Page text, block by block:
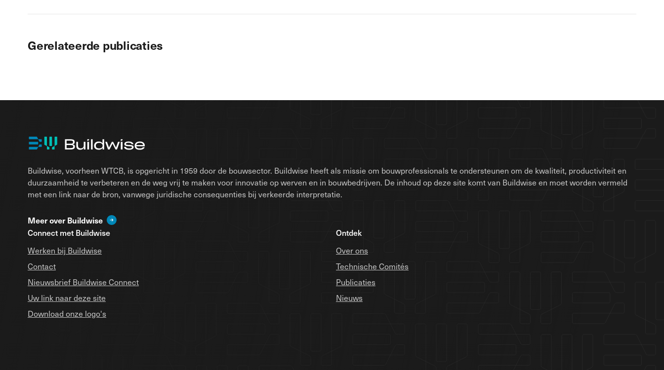
Gerelateerde publicaties
Buildwise, voorheen WTCB, is opgericht in 1959 door de bouwsector. Buildwise heeft als missie om bouwprofessionals te ondersteunen om de kwaliteit, productiviteit en
duurzaamheid te verbeteren en de weg vrij te maken voor innovatie op werven en in bouwbedrijven. De inhoud op deze site komt van Buildwise en moet worden vermeld
met een link naar de bron, vanwege juridische consequenties bij verkeerde interpretatie.
Meer over Buildwise
Connect met Buildwise
Werken bij Buildwise
Contact
Nieuwsbrief Buildwise Connect
Uw link naar deze site
Download onze logo's
Ontdek
Over ons
Technische Comités
Publicaties
Nieuws